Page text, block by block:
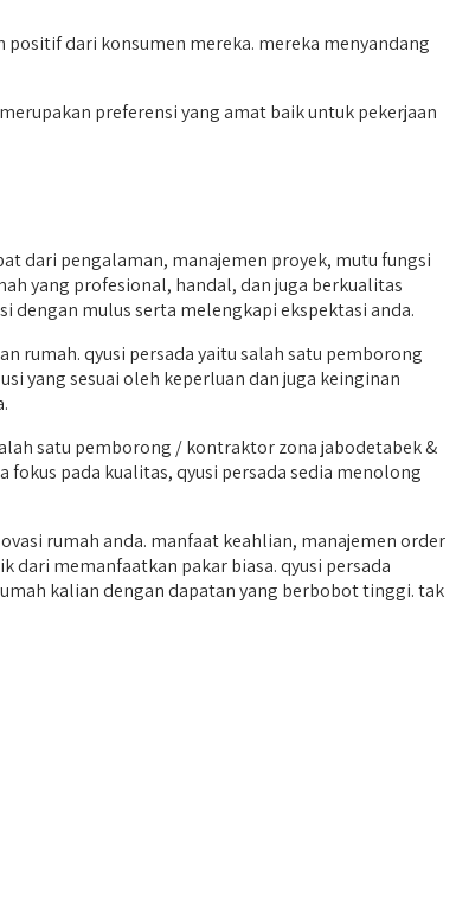
dari konsumen mereka. mereka menyandang
preferensi yang amat baik untuk pekerjaan
dari pengalaman, manajemen proyek, mutu fungsi
yang profesional, handal, dan juga berkualitas
dengan mulus serta melengkapi ekspektasi anda.
rumah. qyusi persada yaitu salah satu pemborong
yang sesuai oleh keperluan dan juga keinginan
satu pemborong / kontraktor zona jabodetabek &
pada kualitas, qyusi persada sedia menolong
rumah anda. manfaat keahlian, manajemen order
dari memanfaatkan pakar biasa. qyusi persada
kalian dengan dapatan yang berbobot tinggi. tak